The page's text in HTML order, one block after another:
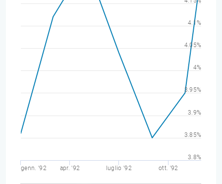
genn. '92 apr. '92 luglio '92 ott. '92
3.8%
3.85%
3.9%
3.95%
4%
4.05%
4.1%